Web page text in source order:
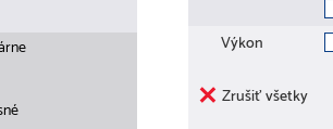
Výkon
Zrušiť všetky